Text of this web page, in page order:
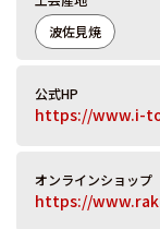
波佐見焼
公式HP
https://www.i-
オンラインショップ
https://